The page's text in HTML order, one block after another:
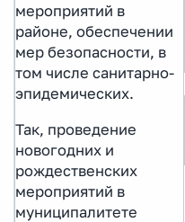
мероприятий в
районе, обеспечении
мер безопасности, в
том числе санитарно-
эпидемических.
Так, проведение
новогодних и
рождественских
мероприятий в
муниципалитете